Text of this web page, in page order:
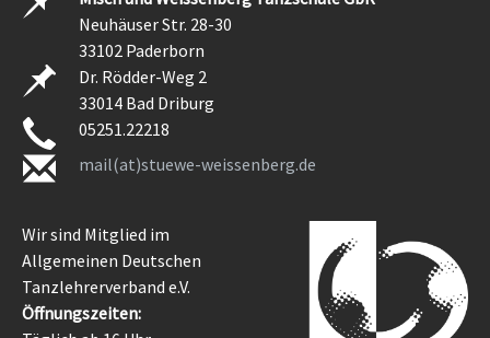
Neuhäuser Str. 28-30
33102 Paderborn
Dr. Rödder-Weg 2
33014 Bad Driburg
05251.22218
mail(at)stuewe-weissenberg.de
Wir sind Mitglied im
Allgemeinen Deutschen
Tanzlehrerverband e.V.
Öffnungszeiten: